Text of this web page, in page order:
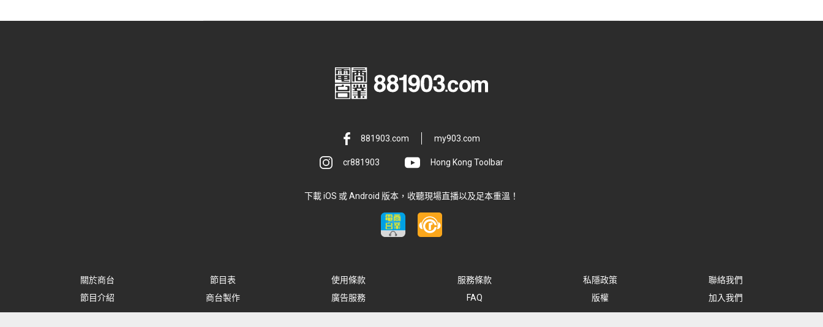
881903.com my903.com
cr881903 Hong Kong Toolbar
下載 iOS 或 Android 版本，收聽現場直播以及足本重溫！
關於商台 節目表 使用條款 服務條款 私隱政策
聯絡我們
節目介紹
商台製作 廣告服務 FAQ 版權 加入我們